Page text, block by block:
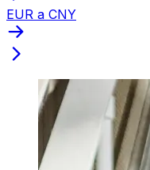
EUR a CNY